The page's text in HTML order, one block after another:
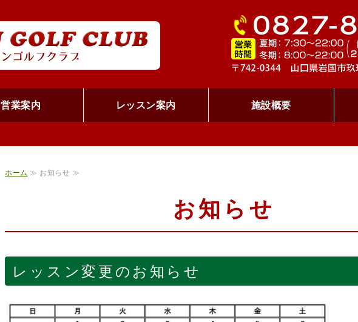
RED LION GOLF
営業案内 レッスン案内 施設概要
ホーム ≫ お知らせ ≫
お知らせ
レッスン変更のお知らせ